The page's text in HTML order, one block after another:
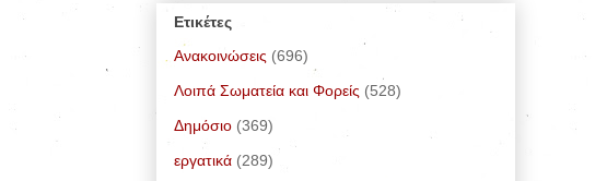
Ετικέτες
Ανακοινώσεις (696)
Λοιπά Σωματεία και Φορείς (528)
Δημόσιο (369)
εργατικά (289)